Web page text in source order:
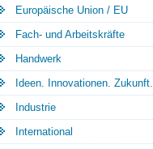
Europäische Union / EU
Fach- und Arbeitskräfte
Handwerk
Ideen. Innovationen. Zukunft.
Industrie
International